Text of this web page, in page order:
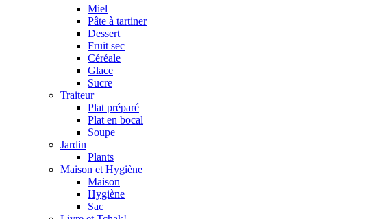
Miel
Pâte à tartiner
Dessert
Fruit sec
Céréale
Glace
Sucre
Traiteur
Plat préparé
Plat en bocal
Soupe
Jardin
Plants
Maison et Hygiène
Maison
Hygiène
Sac